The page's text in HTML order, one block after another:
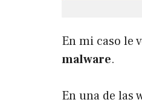
En mi caso le
malware.
En una de las